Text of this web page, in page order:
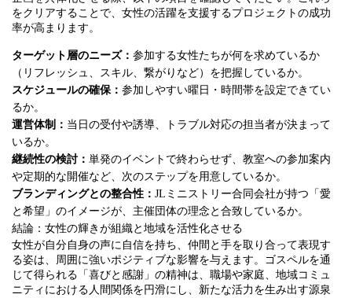
をクリアすることで、女性の活躍を支援するプロジェクトの成功
率が高まります。
ターゲット層のニーズ： 参加する女性たちが何を求めているか
（リフレッシュ、スキル、繋がりなど）を把握しているか。
スケジュールの確保： 参加しやすい曜日・時間帯を設定できてい
るか。
運営体制： 当日の受付や誘導、トラブル対応の担当者が決まって
いるか。
継続性の検討： 単発のイベントで終わらせず、教室への参加案内
や定期的な開催など、次のステップを用意しているか。
ブランディングとの整合性： JLミニストリー合同会社が持つ「愛
と希望」のイメージが、主催団体の理念と合致しているか。
結論：女性の輝きが組織と地域を活性化させる
女性が自分自身の声に自信を持ち、仲間と手を取り合って表現す
る姿は、周囲に強いポジティブな影響を与えます。ゴスペルを通
じて得られる「喜びと感謝」の精神は、職場や家庭、地域コミュ
ニティにおける人間関係を円滑にし、新たな活力を生み出す源泉